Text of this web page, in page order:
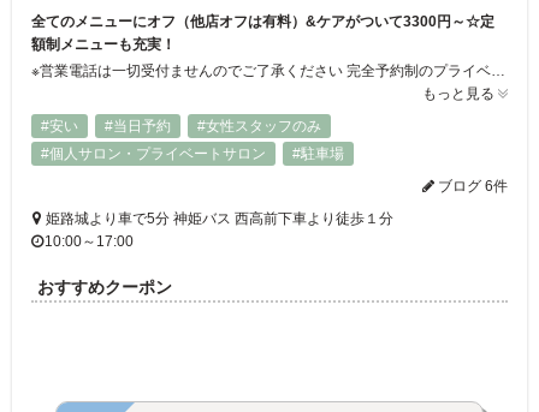
全てのメニューにオフ（他店オフは有料）&ケアがついて3300円～☆定
額制メニューも充実！
※営業電話は一切受付ませんのでご了承ください 完全予約制のプライベートネイルサロンです！気兼ねなくゆったりとお寛ぎ頂けます♪毎日育児や仕事で中々ネイルが出来ない方、ネイルは高いし…と思われているお客様必見★当サロンは、リーズナブルな価格でご提供させて頂いております。どうぞお気軽にご来店下さい。定額制ネイルは、80種類以上のサンプルをご用意しております！
もっと見る
#安い
#当日予約
#女性スタッフのみ
#個人サロン・プライベートサロン
#駐車場
ブログ 6件
姫路城より車で5分 神姫バス 西高前下車より徒歩１分
10:00～17:00
おすすめクーポン